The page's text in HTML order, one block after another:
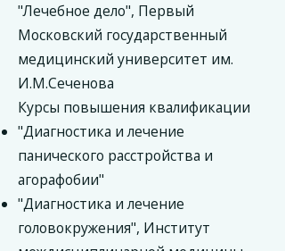
"Лечебное дело", Первый
Московский государственный
медицинский университет им.
И.М.Сеченова
Курсы повышения квалификации
"Диагностика и лечение
панического расстройства и
агорафобии"
"Диагностика и лечение
головокружения", Институт